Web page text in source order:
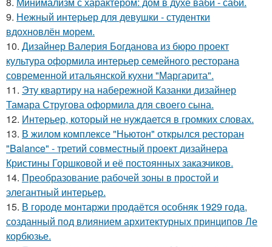
9. Нежный интерьер для девушки - студентки
вдохновлён морем.
10. Дизайнер Валерия Богданова из бюро проект
культура оформила интерьер семейного ресторана
современной итальянской кухни "Маргарита".
11. Эту квартиру на набережной Казанки дизайнер
Тамара Стругова оформила для своего сына.
12. Интерьер, который не нуждается в громких словах.
13. В жилом комплексе "Ньютон" открылся ресторан
"Balance" - третий совместный проект дизайнера
Кристины Горшковой и её постоянных заказчиков.
14. Преобразование рабочей зоны в простой и
элегантный интерьер.
15. В городе монтаржи продаётся особняк 1929 года,
созданный под влиянием архитектурных принципов Ле
корбюзье.